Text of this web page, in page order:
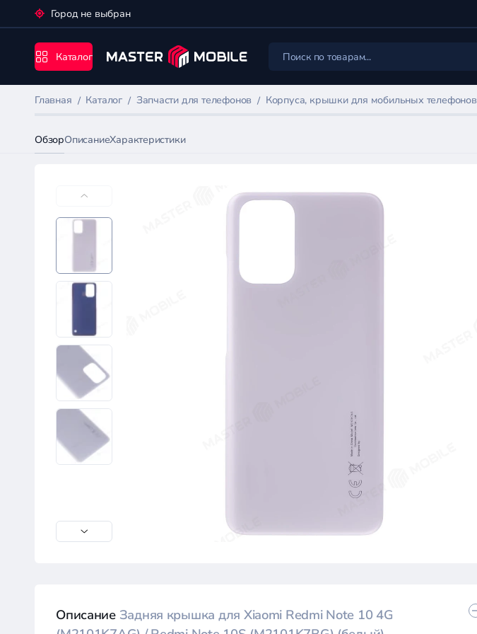
Город не выбран
Каталог
Главная Каталог Запчасти для телефонов Корпуса, крышки для мобильных телефонов
ОбзорОписаниеХарактеристики
Описание Задняя крышка для Xiaomi Redmi Note 10 4G